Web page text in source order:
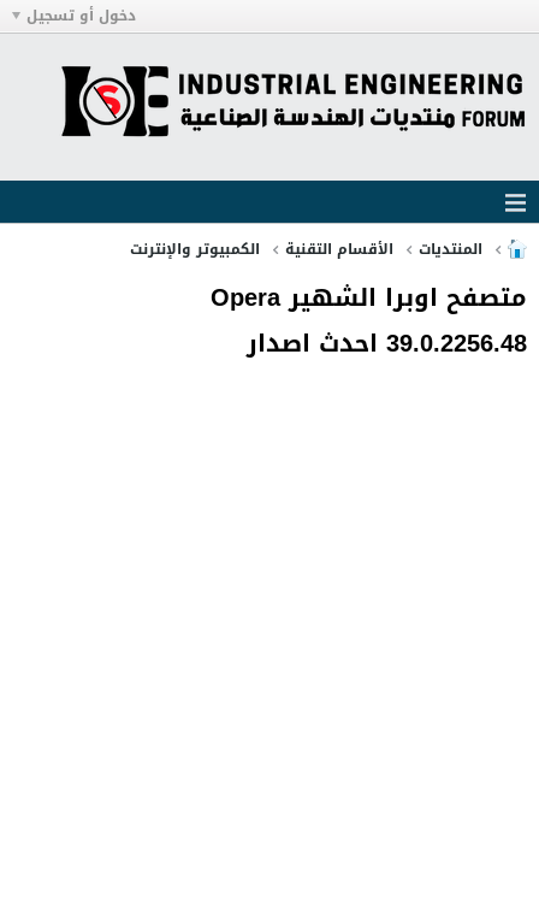
دخول أو تسجيل
المنتديات الأقسام التقنية الكمبيوتر والإنترنت
متصفح اوبرا الشهير Opera
39.0.2256.48 احدث اصدار